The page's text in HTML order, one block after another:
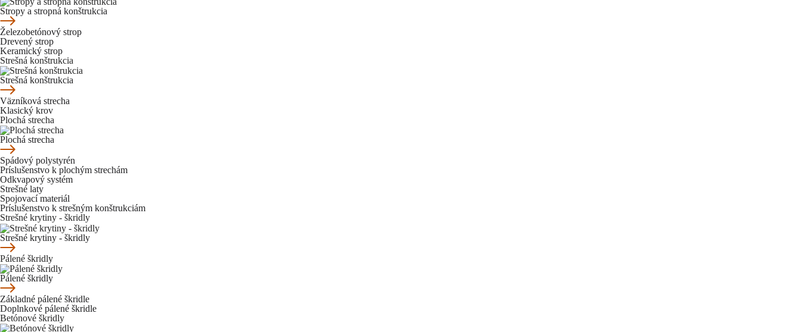
Stropy a stropná konštrukcia
Železobetónový strop
Drevený strop
Keramický strop
Strešná konštrukcia
Strešná konštrukcia
Väzníková strecha
Klasický krov
Plochá strecha
Plochá strecha
Spádový polystyrén
Príslušenstvo k plochým strechám
Odkvapový systém
Strešné laty
Spojovací materiál
Príslušenstvo k strešným konštrukciám
Strešné krytiny - škridly
Strešné krytiny - škridly
Pálené škridly
Pálené škridly
Základné pálené škridle
Doplnkové pálené škridle
Betónové škridly